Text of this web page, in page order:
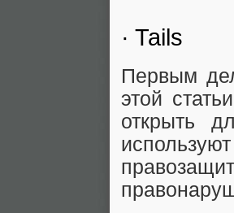
· Tails
Первым
этой
открыть